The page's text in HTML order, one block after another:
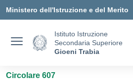
Ministero dell'Istruzione e del Merito
Istituto Istruzione
Secondaria Superiore
Gioeni Trabia
Circolare 607